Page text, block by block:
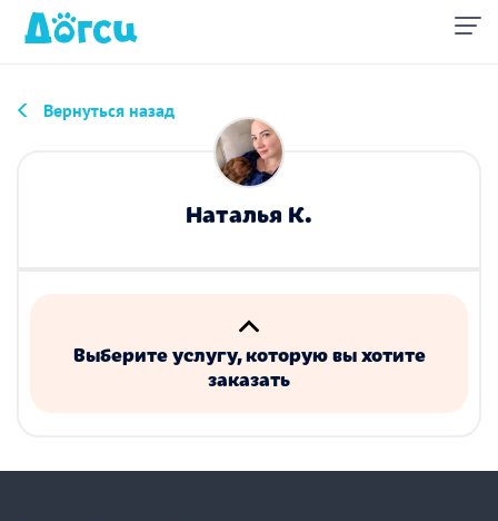
Вернуться назад
Наталья К.
Выберите услугу, которую вы хотите
заказать